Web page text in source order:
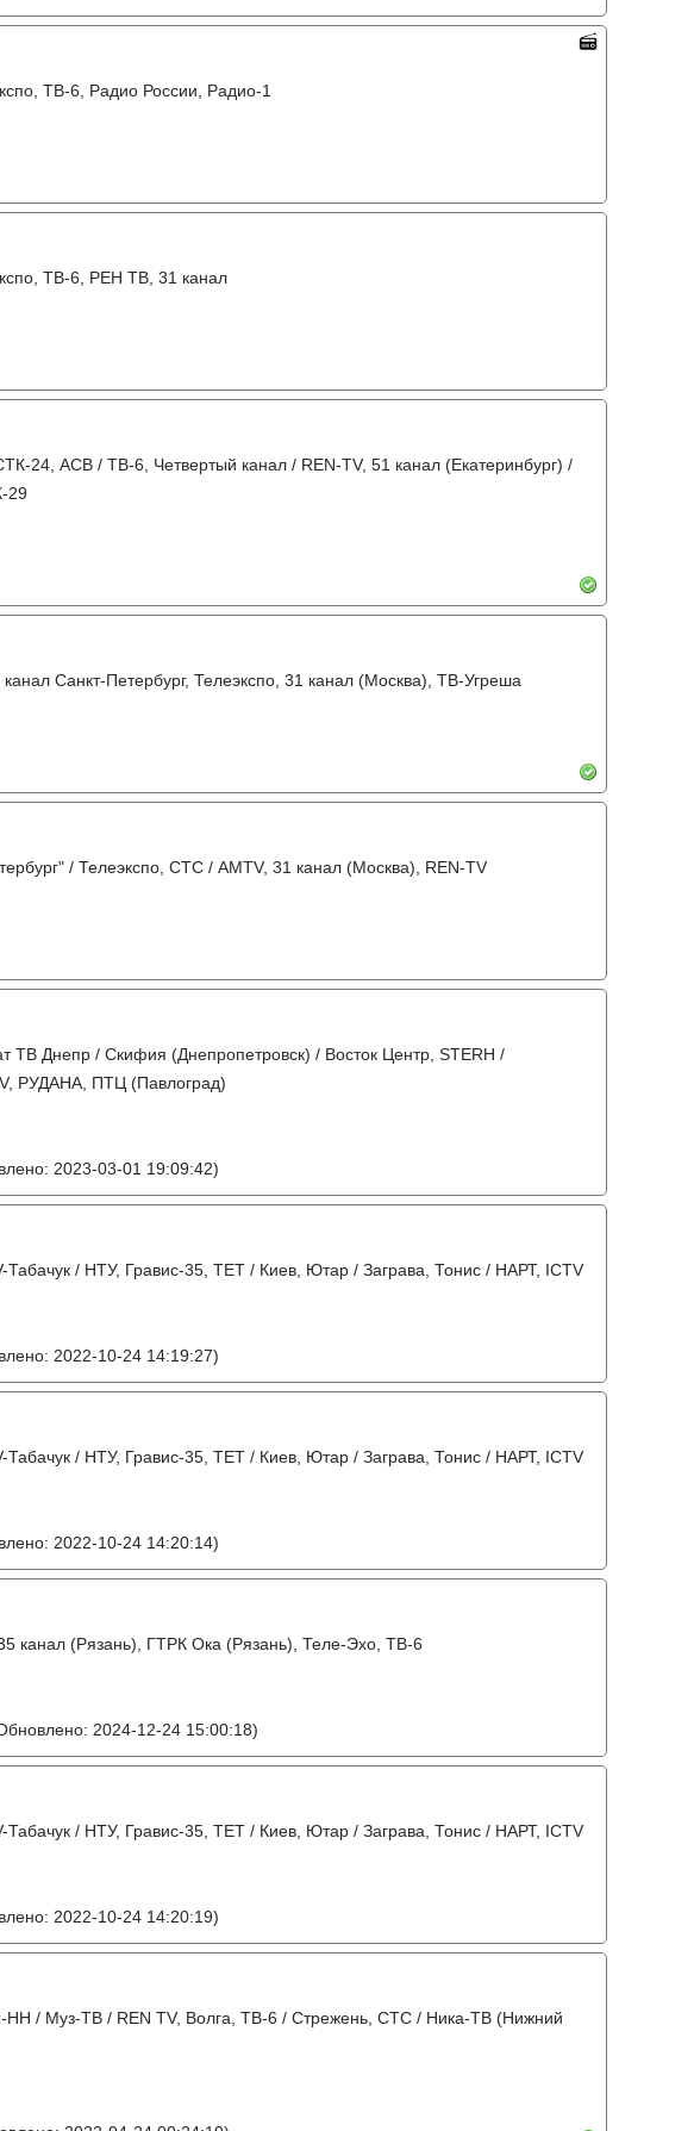
ТВ-6, Радио России, Радио-1
ТВ-6, РЕН ТВ, 31 канал
24, АСВ / ТВ-6, Четвертый канал / REN-TV, 51 канал (Екатеринбург) /
29
Санкт-Петербург, Телеэкспо, 31 канал (Москва), ТВ-Угреша
/ Телеэкспо, СТС / AMTV, 31 канал (Москва), REN-TV
ТВ Днепр / Скифия (Днепропетровск) / Восток Центр, STERH /
РУДАНА, ПТЦ (Павлоград)
2023-03-01 19:09:42)
/ НТУ, Гравис-35, ТЕТ / Киев, Ютар / Заграва, Тонис / НАРТ, ICTV
2022-10-24 14:19:27)
/ НТУ, Гравис-35, ТЕТ / Киев, Ютар / Заграва, Тонис / НАРТ, ICTV
2022-10-24 14:20:14)
канал (Рязань), ГТРК Ока (Рязань), Теле-Эхо, ТВ-6
2024-12-24 15:00:18)
/ НТУ, Гравис-35, ТЕТ / Киев, Ютар / Заграва, Тонис / НАРТ, ICTV
2022-10-24 14:20:19)
/ Муз-ТВ / REN TV, Волга, ТВ-6 / Стрежень, СТС / Ника-ТВ (Нижний